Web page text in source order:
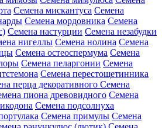
Семена мискантуса Семена
Семена мордовника Семена
Семена настурции Семена незабудки
нигеллы Семена нолина Семена
Семена остеоспермума Семена
Семена пеларгонии Семена
Семена перестощетинника
перца декоративного Семена
пиона древовидного Семена
Семена подсолнуха
Семена примулы Семена